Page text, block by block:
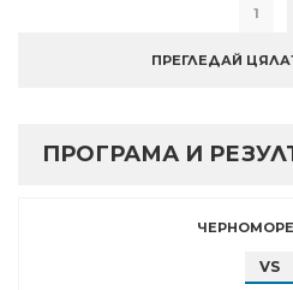
1
ПРЕГЛЕДАЙ
ПРОГРАМА И
VS